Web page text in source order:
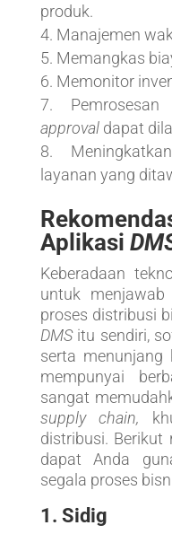
produk.
Manajemen
Memangkas
Memonitor
approval dapat
layanan yang
Aplikasi
Keberadaan
untuk menjawab
proses distribusi
DMSitu sendiri,
serta menunjang
mempunyai
sangat
supply chain,
distribusi. Berikut
dapat Anda
segala proses
1. Sidig